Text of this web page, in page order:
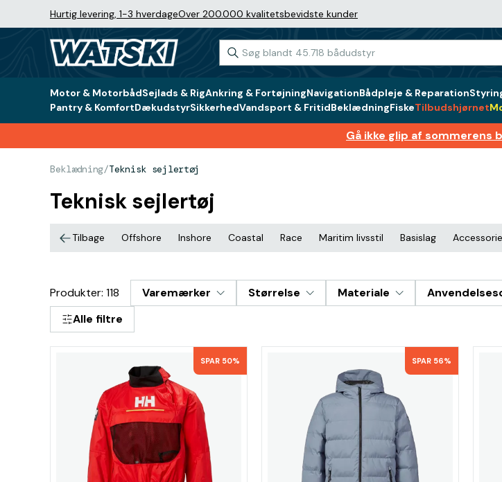
Hurtig levering, 1-3 hverdageOver 200.000 kvalitetsbevidste kunder
Motor & MotorbådSejlads & RigAnkring & FortøjningNavigationBådpleje & Reparation
Pantry & KomfortDækudstyrSikkerhedVandsport & FritidBeklædningFiskeTilbudshjørnet
Gå ikke glip af sommerens
Beklædning/Teknisk sejlertøj
Teknisk sejlertøj
Tilbage Offshore Inshore Coastal Race Maritim livsstil Basislag
Produkter: 118 Varemærker Størrelse Materiale
Alle filtre
SPAR 50% SPAR 56%